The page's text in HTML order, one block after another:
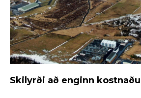
Skilyrði að enginn